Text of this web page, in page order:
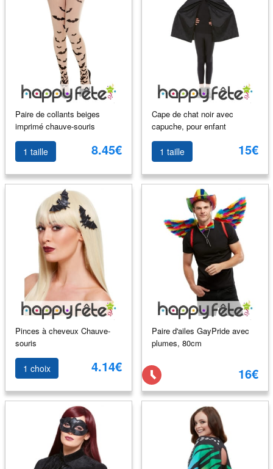
Paire de collants beiges
imprimé chauve-souris
1 taille 8.45€
Cape de chat noir avec
capuche, pour enfant
1 taille 15€
Pinces à cheveux Chauve-
souris
1 choix 4.14€
Paire d'ailes GayPride avec
plumes, 80cm
16€